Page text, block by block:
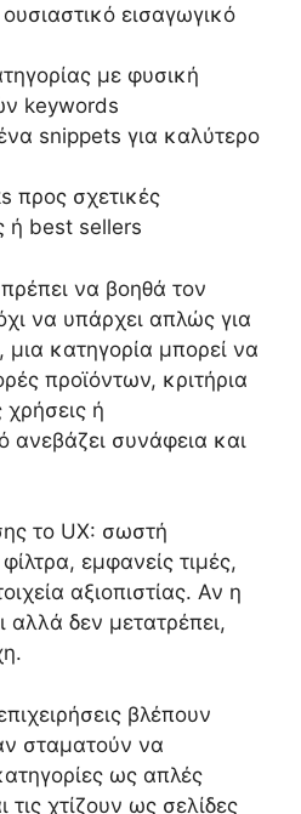
εισαγωγικό
με φυσική
keywords
snippets για καλύτερο
προς σχετικές
ή best sellers
να βοηθά τον
να υπάρχει απλώς για
μια κατηγορία μπορεί να
προϊόντων, κριτήρια
χρήσεις ή
ανεβάζει συνάφεια και
το UX: σωστή
εμφανείς τιμές,
αξιοπιστίας. Αν η
αλλά δεν μετατρέπει,
βλέπουν
σταματούν να
ως απλές
τις χτίζουν ως σελίδες